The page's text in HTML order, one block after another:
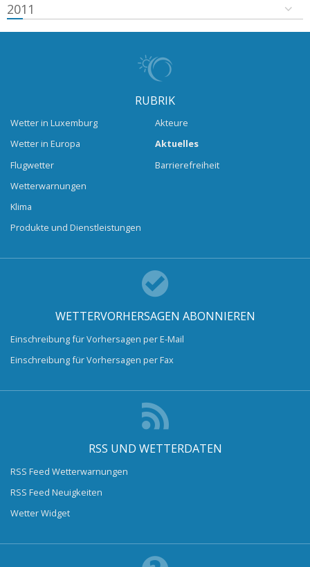
2011
RUBRIK
Wetter in Luxemburg
Wetter in Europa
Flugwetter
Wetterwarnungen
Klima
Produkte und Dienstleistungen
Akteure
Aktuelles
Barrierefreiheit
WETTERVORHERSAGEN ABONNIEREN
Einschreibung für Vorhersagen per E-Mail
Einschreibung für Vorhersagen per Fax
RSS UND WETTERDATEN
RSS Feed Wetterwarnungen
RSS Feed Neuigkeiten
Wetter Widget